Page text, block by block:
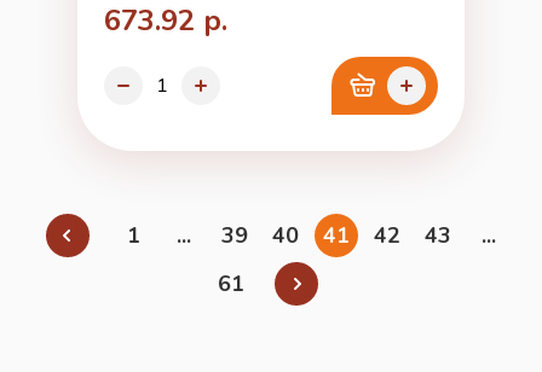
673.92 р.
1 ... 39 40 41 42 43
...
61